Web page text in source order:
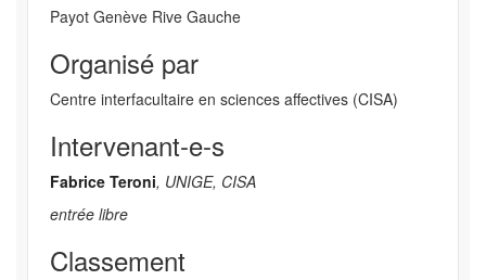
Payot Genève Rive Gauche
Organisé par
Centre interfacultaire en sciences affectives (CISA)
Intervenant-e-s
Fabrice Teroni, UNIGE, CISA
entrée libre
Classement